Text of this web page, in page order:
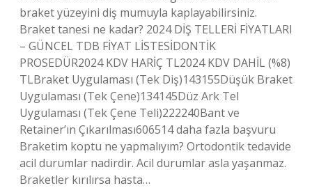
braket yüzeyini diş mumuyla kaplayabilirsiniz.
Braket tanesi ne kadar? 2024 DİŞ TELLERİ FİYATLARI
– GÜNCEL TDB FİYAT LİSTESİDONTİK
PROSEDÜR2024 KDV HARİÇ TL2024 KDV DAHİL (%8)
TLBraket Uygulaması (Tek Diş)143155Düşük Braket
Uygulaması (Tek Çene)134145Düz Ark Tel
Uygulaması (Tek Çene Teli)222240Bant ve
Retainer’ın Çıkarılması606514 daha fazla başvuru
Braketim koptu ne yapmalıyım? Ortodontik tedavide
acil durumlar nadirdir. Acil durumlar asla yaşanmaz.
Braketler kırılırsa hasta…